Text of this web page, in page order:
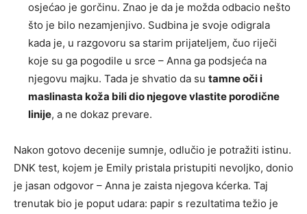
osjećao je gorčinu. Znao je da je možda odbacio nešto
što je bilo nezamjenjivo. Sudbina je svoje odigrala
kada je, u razgovoru sa starim prijateljem, čuo riječi
koje su ga pogodile u srce – Anna ga podsjeća na
njegovu majku. Tada je shvatio da su tamne oči i
maslinasta koža bili dio njegove vlastite porodične
linije, a ne dokaz prevare.
Nakon gotovo decenije sumnje, odlučio je potražiti istinu.
DNK test, kojem je Emily pristala pristupiti nevoljko, donio
je jasan odgovor – Anna je zaista njegova kćerka. Taj
trenutak bio je poput udara: papir s rezultatima težio je